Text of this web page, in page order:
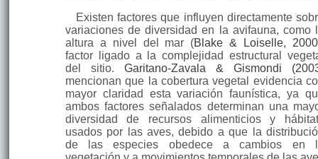
Existen factores que influyen directamente
variaciones de diversidad en la avifauna, como
altura a nivel del mar (Blake & Loiselle, 2000
factor ligado a la complejidad estructural
del sitio. Garitano-Zavala & Gismondi
mencionan que la cobertura vegetal evidencia
mayor claridad esta variación faunística, ya
ambos factores señalados determinan una
diversidad de recursos alimenticios y
usados por las aves, debido a que la
de las especies obedece a cambios en